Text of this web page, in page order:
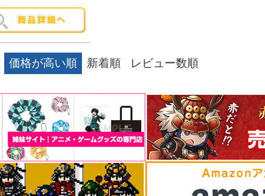
価格が高い順 新着順 レビュー数順